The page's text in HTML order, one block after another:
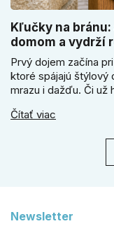
Kľučky na
domom a vydrží
Prvý dojem začína
ktoré spájajú štýlový
mrazu i dažďu. Či už
vydrží roky.
Čítať viac
Newsletter